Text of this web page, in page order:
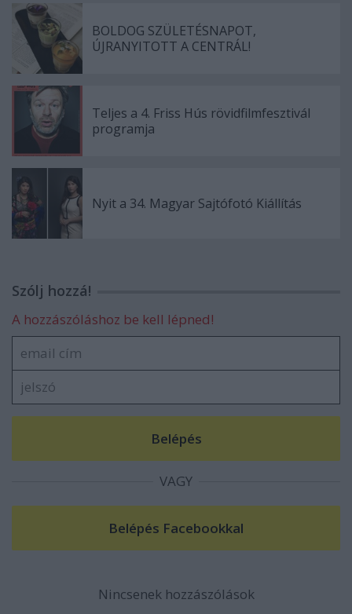
BOLDOG SZÜLETÉSNAPOT,
ÚJRANYITOTT A CENTRÁL!
Teljes a 4. Friss Hús rövidfilmfesztivál
programja
Nyit a 34. Magyar Sajtófotó Kiállítás
Szólj hozzá!
A hozzászóláshoz be kell lépned!
VAGY
Nincsenek hozzászólások